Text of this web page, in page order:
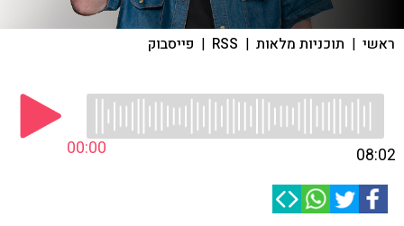
ראשי | תוכניות מלאות |
RSS
| פייסבוק
00:00 08:02